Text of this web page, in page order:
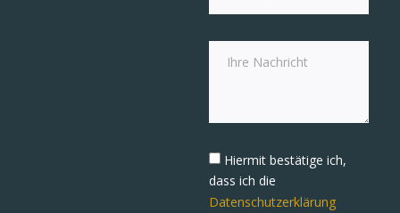
Hiermit bestätige ich,
dass ich die
Datenschutzerklärung